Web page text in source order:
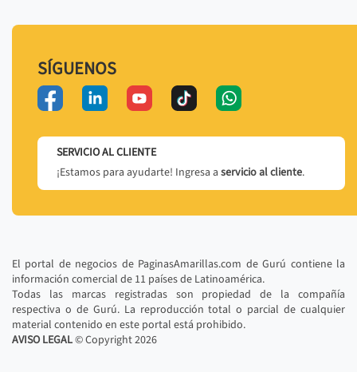
SÍGUENOS
SERVICIO AL CLIENTE
¡Estamos para ayudarte! Ingresa a servicio al cliente.
El portal de negocios de PaginasAmarillas.com de Gurú contiene la
información comercial de 11 países de Latinoamérica.
Todas las marcas registradas son propiedad de la compañía
respectiva o de Gurú. La reproducción total o parcial de cualquier
material contenido en este portal está prohibido.
AVISO LEGAL© Copyright2026